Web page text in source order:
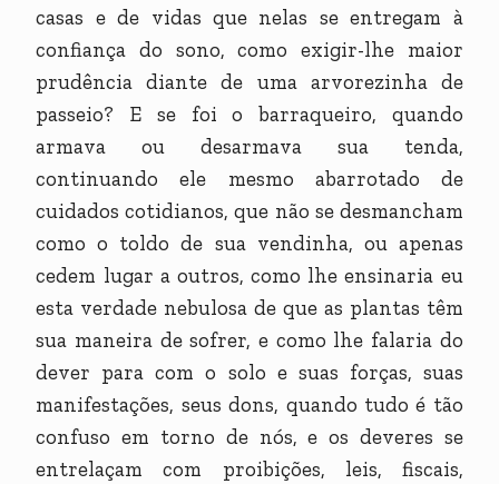
casas e de vidas que nelas se entregam à
confiança do sono, como exigir-lhe maior
prudência diante de uma arvorezinha de
passeio? E se foi o barraqueiro, quando
armava ou desarmava sua tenda,
continuando ele mesmo abarrotado de
cuidados cotidianos, que não se desmancham
como o toldo de sua vendinha, ou apenas
cedem lugar a outros, como lhe ensinaria eu
esta verdade nebulosa de que as plantas têm
sua maneira de sofrer, e como lhe falaria do
dever para com o solo e suas forças, suas
manifestações, seus dons, quando tudo é tão
confuso em torno de nós, e os deveres se
entrelaçam com proibições, leis, fiscais,